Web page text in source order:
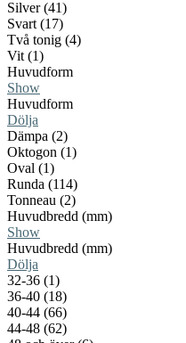
Silver (41)
Svart (17)
Två tonig (4)
Vit (1)
Huvudform
Show
Huvudform
Dölja
Dämpa (2)
Oktogon (1)
Oval (1)
Runda (114)
Tonneau (2)
Huvudbredd (mm)
Show
Huvudbredd (mm)
Dölja
32-36 (1)
36-40 (18)
40-44 (66)
44-48 (62)